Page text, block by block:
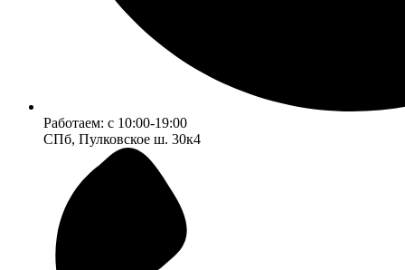
Работаем: c 10:00-19:00
СПб, Пулковское ш. 30к4